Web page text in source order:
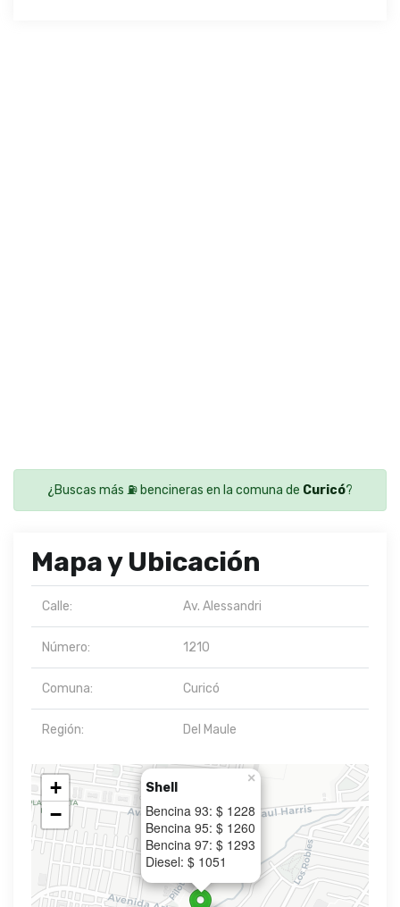
¿Buscas más ⛽ bencineras en la comuna de Curicó?
Mapa y Ubicación
Calle: Av. Alessandri
Número: 1210
Comuna: Curicó
Región: Del Maule
Shell
Bencina 93: $ 1228
Bencina 95: $ 1260
Bencina 97: $ 1293
Diesel: $ 1051
×
+
−